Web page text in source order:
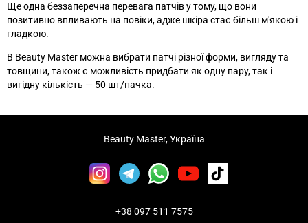
Ще одна беззаперечна перевага патчів у тому, що вони
позитивно впливають на повіки, адже шкіра стає більш м'якою і
гладкою.
В Beauty Master можна вибрати патчі різної форми, вигляду та
товщини, також є можливість придбати як одну пару, так і
вигідну кількість — 50 шт/пачка.
Beauty Master, Україна
+38 097 511 7575